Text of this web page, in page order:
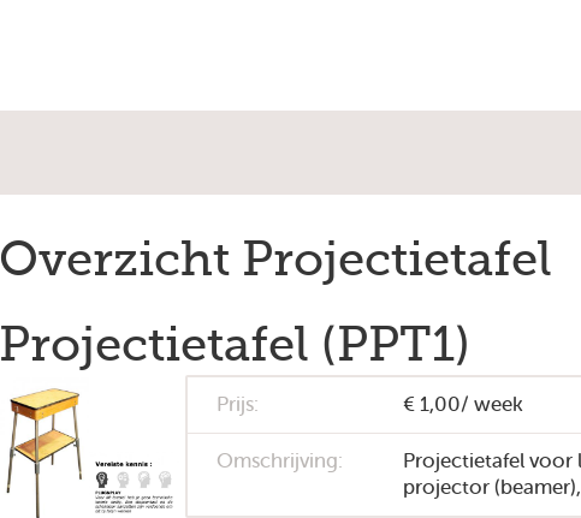
Overzicht Projectietafel
Projectietafel (PPT1)
Prijs: € 1,00/ week
Omschrijving:
Projectietafel voor
projector